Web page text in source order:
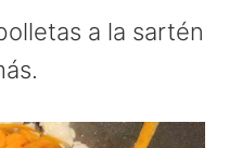
a la sartén